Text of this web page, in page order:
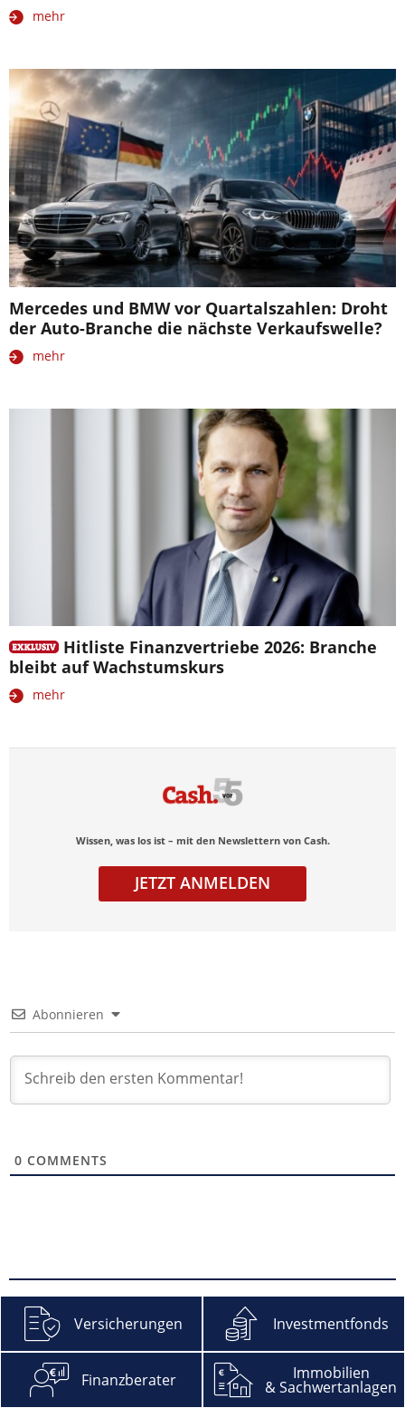
mehr
Mercedes und BMW vor Quartalszahlen: Droht
der Auto-Branche die nächste Verkaufswelle?
mehr
Hitliste Finanzvertriebe 2026: Branche
bleibt auf Wachstumskurs
mehr
Wissen, was los ist – mit den Newslettern von Cash.
JETZT ANMELDEN
Abonnieren
0 COMMENTS
FacebookYouTube
X
Xing Feed
Versicherungen Investmentfonds
Finanzberater Immobilien
& Sachwertanlagen